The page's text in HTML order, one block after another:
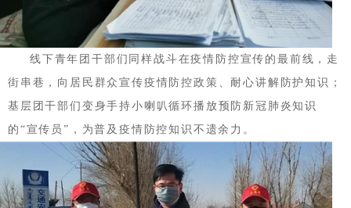
线下青年团干部们同样战斗在疫情防控宣传的最前线，走
街串巷，向居民群众宣传疫情防控政策、耐心讲解防护知识；
基层团干部们变身手持小喇叭循环播放预防新冠肺炎知识
的“宣传员”，为普及疫情防控知识不遗余力。